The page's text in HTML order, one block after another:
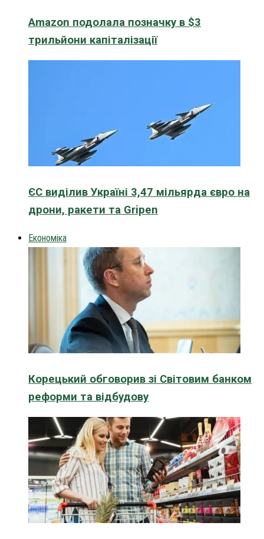
Amazon подолала позначку в $3
трильйони капіталізації
ЄС виділив Україні 3,47 мільярда євро на
дрони, ракети та Gripen
Економіка
Корецький обговорив зі Світовим банком
реформи та відбудову